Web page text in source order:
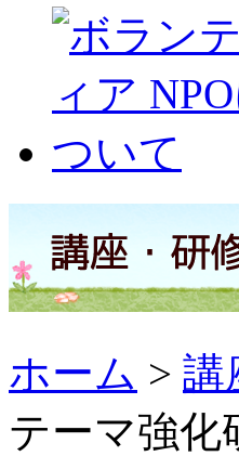
ホーム > 講
テーマ強化